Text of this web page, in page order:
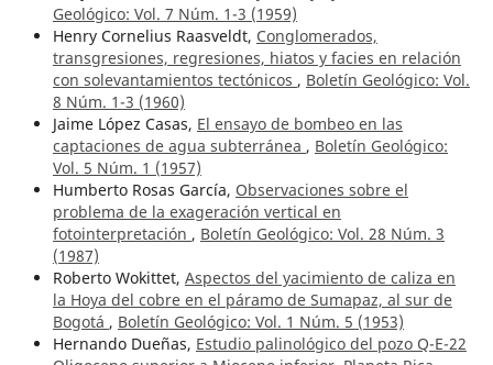
Geológico: Vol. 7 Núm. 1-3 (1959)
Henry Cornelius Raasveldt, Conglomerados,
transgresiones, regresiones, hiatos y facies en relación
con solevantamientos tectónicos , Boletín Geológico: Vol.
8 Núm. 1-3 (1960)
Jaime López Casas, El ensayo de bombeo en las
captaciones de agua subterránea , Boletín Geológico:
Vol. 5 Núm. 1 (1957)
Humberto Rosas García, Observaciones sobre el
problema de la exageración vertical en
fotointerpretación , Boletín Geológico: Vol. 28 Núm. 3
(1987)
Roberto Wokittet, Aspectos del yacimiento de caliza en
la Hoya del cobre en el páramo de Sumapaz, al sur de
Bogotá , Boletín Geológico: Vol. 1 Núm. 5 (1953)
Hernando Dueñas, Estudio palinológico del pozo Q-E-22